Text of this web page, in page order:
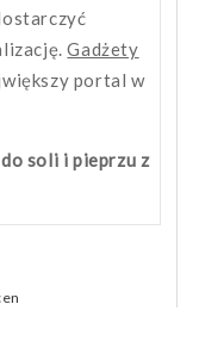
Gadżety
portal w
do soli i pieprzu z